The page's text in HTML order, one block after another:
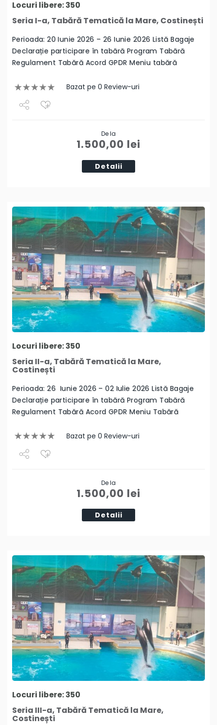
Locuri libere: 350
Seria I-a, Tabără Tematică la Mare, Costinești
Perioada: 20 Iunie 2026 – 26 Iunie 2026 Listă Bagaje
Declarație participare în tabără Program Tabără
Regulament Tabără Acord GPDR Meniu tabără
Bazat pe 0 Review-uri
De la
1.500,00 lei
Detalii
Locuri libere: 350
Seria II-a, Tabără Tematică la Mare,
Costinești
Perioada: 26 Iunie 2026 – 02 Iulie 2026 Listă Bagaje
Declarație participare în tabără Program Tabără
Regulament Tabără Acord GPDR Meniu Tabără
Bazat pe 0 Review-uri
De la
1.500,00 lei
Detalii
Locuri libere: 350
Seria III-a, Tabără Tematică la Mare,
Costinești